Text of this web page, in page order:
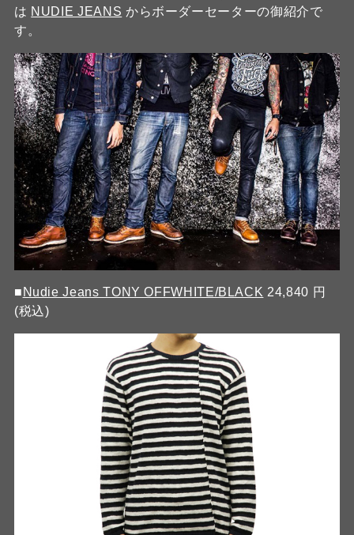
は NUDIE JEANS からボーダーセーターの御紹介で
す。
■ Nudie Jeans TONY OFFWHITE/BLACK 24,840 円
(税込)